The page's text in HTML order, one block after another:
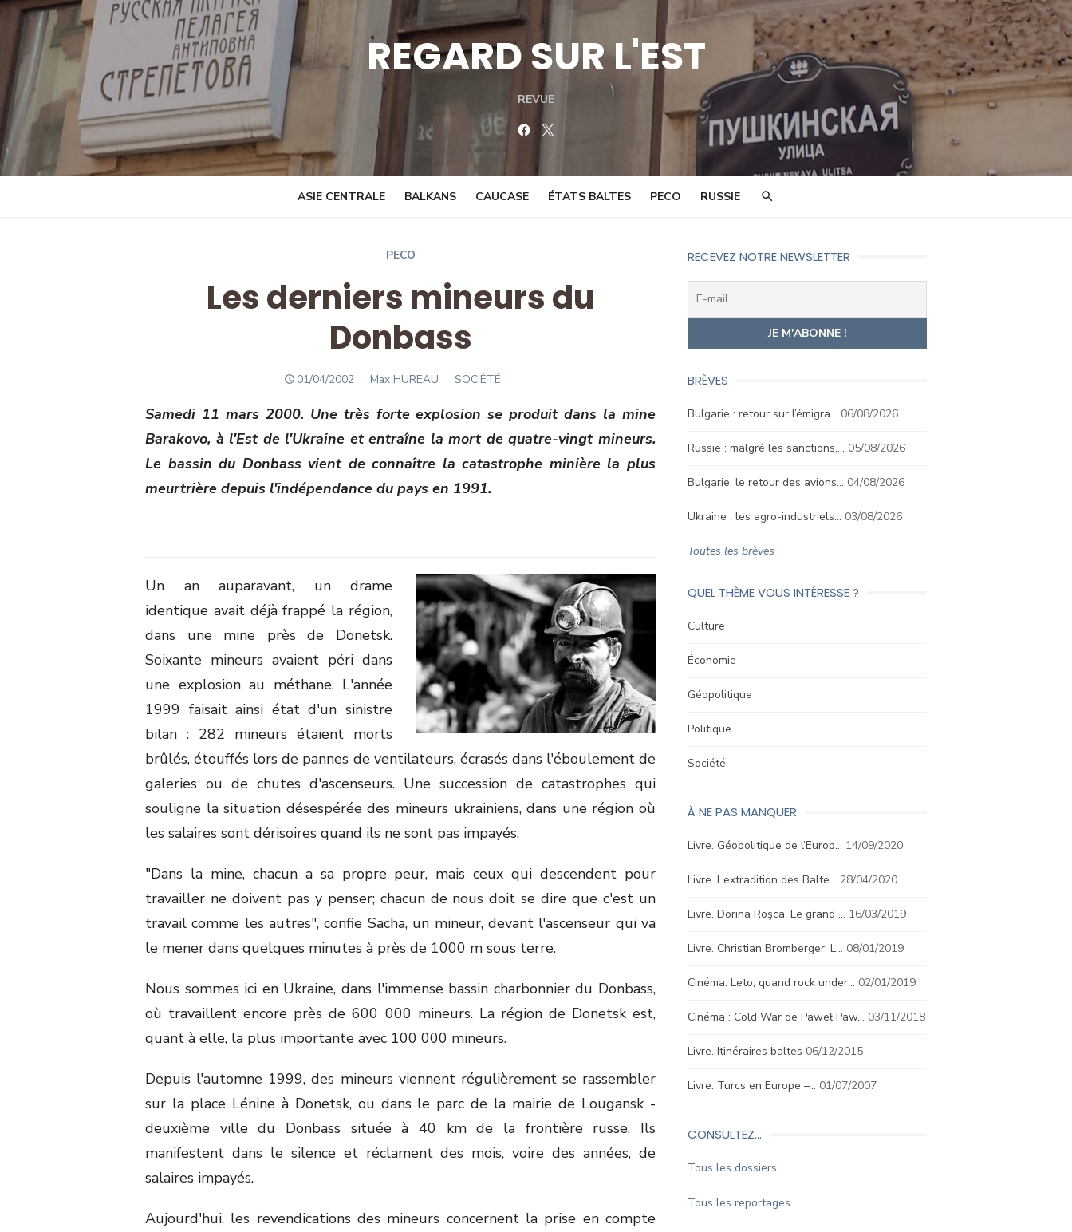
Skip
content
REGARD SUR L'EST
REVUE
Facebook
ASIE CENTRALE BALKANS CAUCASE ÉTATS BALTES PECO RUSSIE
PECO
Les derniers mineurs du
Donbass
POSTED
01/04/2002 Author
Max HUREAU SOCIÉTÉ
Samedi 11 mars 2000. Une très forte explosion se produit dans la mine
Barakovo, à l'Est de l'Ukraine et entraîne la mort de quatre-vingt mineurs.
Le bassin du Donbass vient de connaître la catastrophe minière la plus
meurtrière depuis l'indépendance du pays en 1991.
Un an auparavant, un drame
identique avait déjà frappé la région,
dans une mine près de Donetsk.
Soixante mineurs avaient péri dans
une explosion au méthane. L'année
1999 faisait ainsi état d'un sinistre
bilan : 282 mineurs étaient morts
brûlés, étouffés lors de pannes de ventilateurs, écrasés dans l'éboulement de
galeries ou de chutes d'ascenseurs. Une succession de catastrophes qui
souligne la situation désespérée des mineurs ukrainiens, dans une région où
les salaires sont dérisoires quand ils ne sont pas impayés.
"Dans la mine, chacun a sa propre peur, mais ceux qui descendent pour
travailler ne doivent pas y penser; chacun de nous doit se dire que c'est un
travail comme les autres", confie Sacha, un mineur, devant l'ascenseur qui va
le mener dans quelques minutes à près de 1000 m sous terre.
Nous sommes ici en Ukraine, dans l'immense bassin charbonnier du Donbass,
où travaillent encore près de 600 000 mineurs. La région de Donetsk est,
quant à elle, la plus importante avec 100 000 mineurs.
Depuis l'automne 1999, des mineurs viennent régulièrement se rassembler
sur la place Lénine à Donetsk, ou dans le parc de la mairie de Lougansk -
deuxième ville du Donbass située à 40 km de la frontière russe. Ils
manifestent dans le silence et réclament des mois, voire des années, de
salaires impayés.
Aujourd'hui, les revendications des mineurs concernent la prise en compte
RECEVEZ NOTRE NEWSLETTER
BRÈVES
Bulgarie : retour sur l’émigra… 06/08/2026
Russie : malgré les sanctions,… 05/08/2026
Bulgarie: le retour des avions… 04/08/2026
Ukraine : les agro-industriels… 03/08/2026
Toutes les brèves
QUEL THÈME VOUS INTÉRESSE ?
Culture
Économie
Géopolitique
Politique
Société
À NE PAS MANQUER
Livre. Géopolitique de l’Europ… 14/09/2020
Livre. L’extradition des Balte… 28/04/2020
Livre. Dorina Roşca, Le grand … 16/03/2019
Livre. Christian Bromberger, L… 08/01/2019
Cinéma. Leto, quand rock under… 02/01/2019
Cinéma : Cold War de Paweł Paw… 03/11/2018
Livre. Itinéraires baltes 06/12/2015
Livre. Turcs en Europe –… 01/07/2007
CONSULTEZ…
Tous les dossiers
Tous les reportages